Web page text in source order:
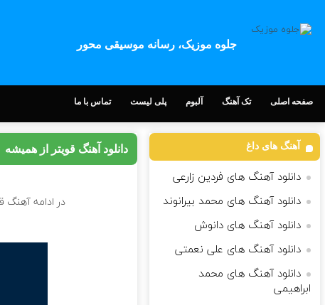
جلوه موزیک، رسانه موسیقی محور
صفحه اصلی تک آهنگ آلبوم پلی لیست تماس با ما
دانلود آهنگ قویتر از همیشه
در ادامه آهنگ
آهنگ های داغ
دانلود آهنگ های فردین زارعی
دانلود آهنگ های محمد بیرانوند
دانلود آهنگ های دانوش
دانلود آهنگ های علی نعمتی
دانلود آهنگ های محمد
ابراهیمی